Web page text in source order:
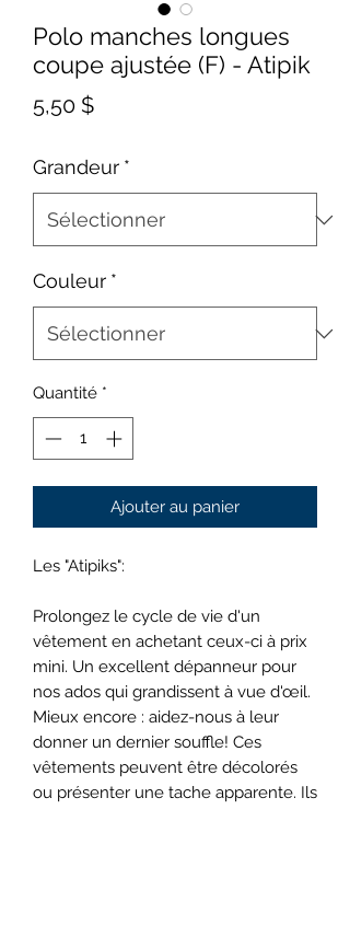
Polo manches longues
coupe ajustée (F) - Atipik
5,50 $Prix
Grandeur *
Couleur *
Quantité *
Ajouter au panier
Les "Atipiks":
Prolongez le cycle de vie d'un
vêtement en achetant ceux-ci à prix
mini. Un excellent dépanneur pour
nos ados qui grandissent à vue d'œil.
Mieux encore : aidez-nous à leur
donner un dernier souffle! Ces
vêtements peuvent être décolorés
ou présenter une tache apparente. Ils